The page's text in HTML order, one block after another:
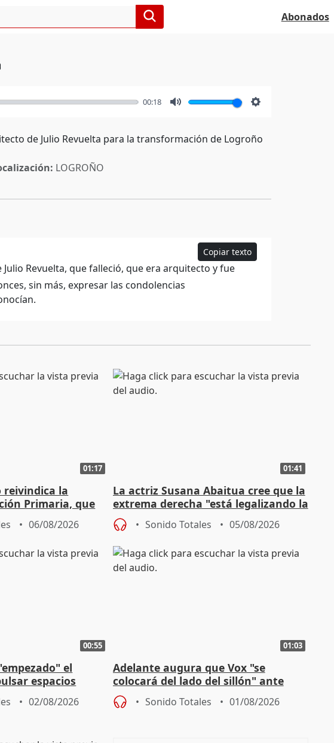
Abonados
00:18
de Julio Revuelta para la transformación de Logroño
LOGROÑO
Copiar texto
Revuelta, que falleció, que era arquitecto y fue
sin más, expresar las condolencias
01:17
reivindica la
Primaria, que
06/08/2026
01:41
La actriz Susana Abaitua cree que la
extrema derecha "está legalizando la
homofobia"
Sonido Totales 05/08/2026
00:55
el
espacios
municipales
02/08/2026
01:03
Adelante augura que Vox "se
colocará del lado del sillón" ante
iniciativas de la oposición
Sonido Totales 01/08/2026